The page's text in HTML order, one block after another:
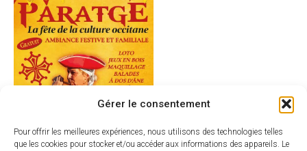
Gérer le consentement
Pour offrir les meilleures expériences, nous utilisons des technologies telles
que les cookies pour stocker et/ou accéder aux informations des appareils. Le